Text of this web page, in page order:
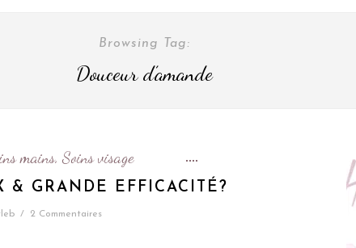
Browsing Tag:
Douceur d’amande
mains, Soins visage
& GRANDE EFFICACITÉ?
/ 2 Commentaires